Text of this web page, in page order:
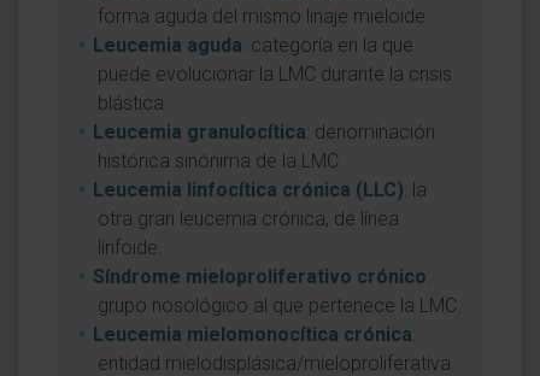
forma aguda del mismo linaje mieloide.
Leucemia aguda: categoría en la que
puede evolucionar la LMC durante la crisis
blástica.
Leucemia granulocítica: denominación
histórica sinónima de la LMC.
Leucemia linfocítica crónica (LLC): la
otra gran leucemia crónica, de línea
linfoide.
Síndrome mieloproliferativo crónico:
grupo nosológico al que pertenece la LMC.
Leucemia mielomonocítica crónica:
entidad mielodisplásica/mieloproliferativa